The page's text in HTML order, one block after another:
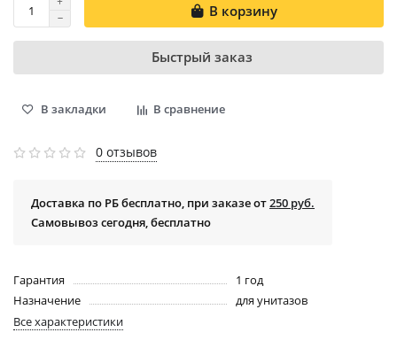
В корзину
Быстрый заказ
В закладки В сравнение
0 отзывов
Доставка по РБ бесплатно, при заказе от250 руб.
Самовывоз сегодня, бесплатно
Гарантия
1 год
Назначение
для унитазов
Все характеристики